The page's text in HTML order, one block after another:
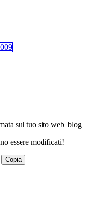
sul tuo sito web, blog
essere modificati!
Copia